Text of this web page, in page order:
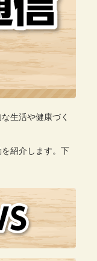
生活や健康づく
紹介します。下